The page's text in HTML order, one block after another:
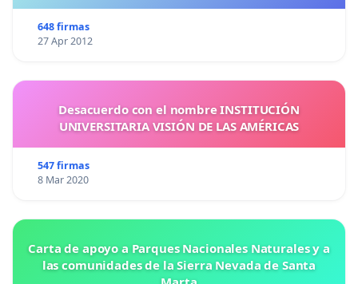
648 firmas
27 Apr 2012
Desacuerdo con el nombre INSTITUCIÓN
UNIVERSITARIA VISIÓN DE LAS AMÉRICAS
547 firmas
8 Mar 2020
Carta de apoyo a Parques Nacionales Naturales y a
las comunidades de la Sierra Nevada de Santa